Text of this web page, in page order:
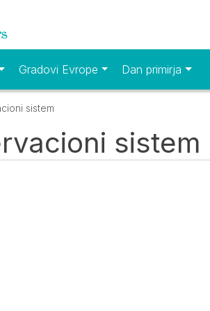
Gradovi Evrope Dan primirja
sistem
sistem